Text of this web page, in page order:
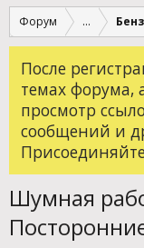
Форум ...
После
темах форума,
просмотр
сообщений и
Шумная